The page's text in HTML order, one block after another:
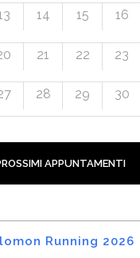
14 15 16
21 22 23
28 29 30
APPUNTAMENTI
Running 2026